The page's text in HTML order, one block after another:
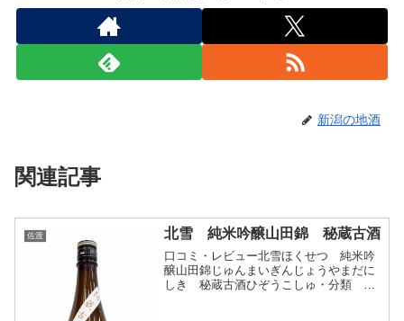
新潟の地酒
関連記事
佐渡 北雪 純米吟醸山田錦 秘蔵古酒
口コミ・レビュー北雪ほくせつ 純米吟
醸山田錦じゅんまいぎんじょうやまだに
しき 秘蔵古酒ひぞうこしゅ・分類 純